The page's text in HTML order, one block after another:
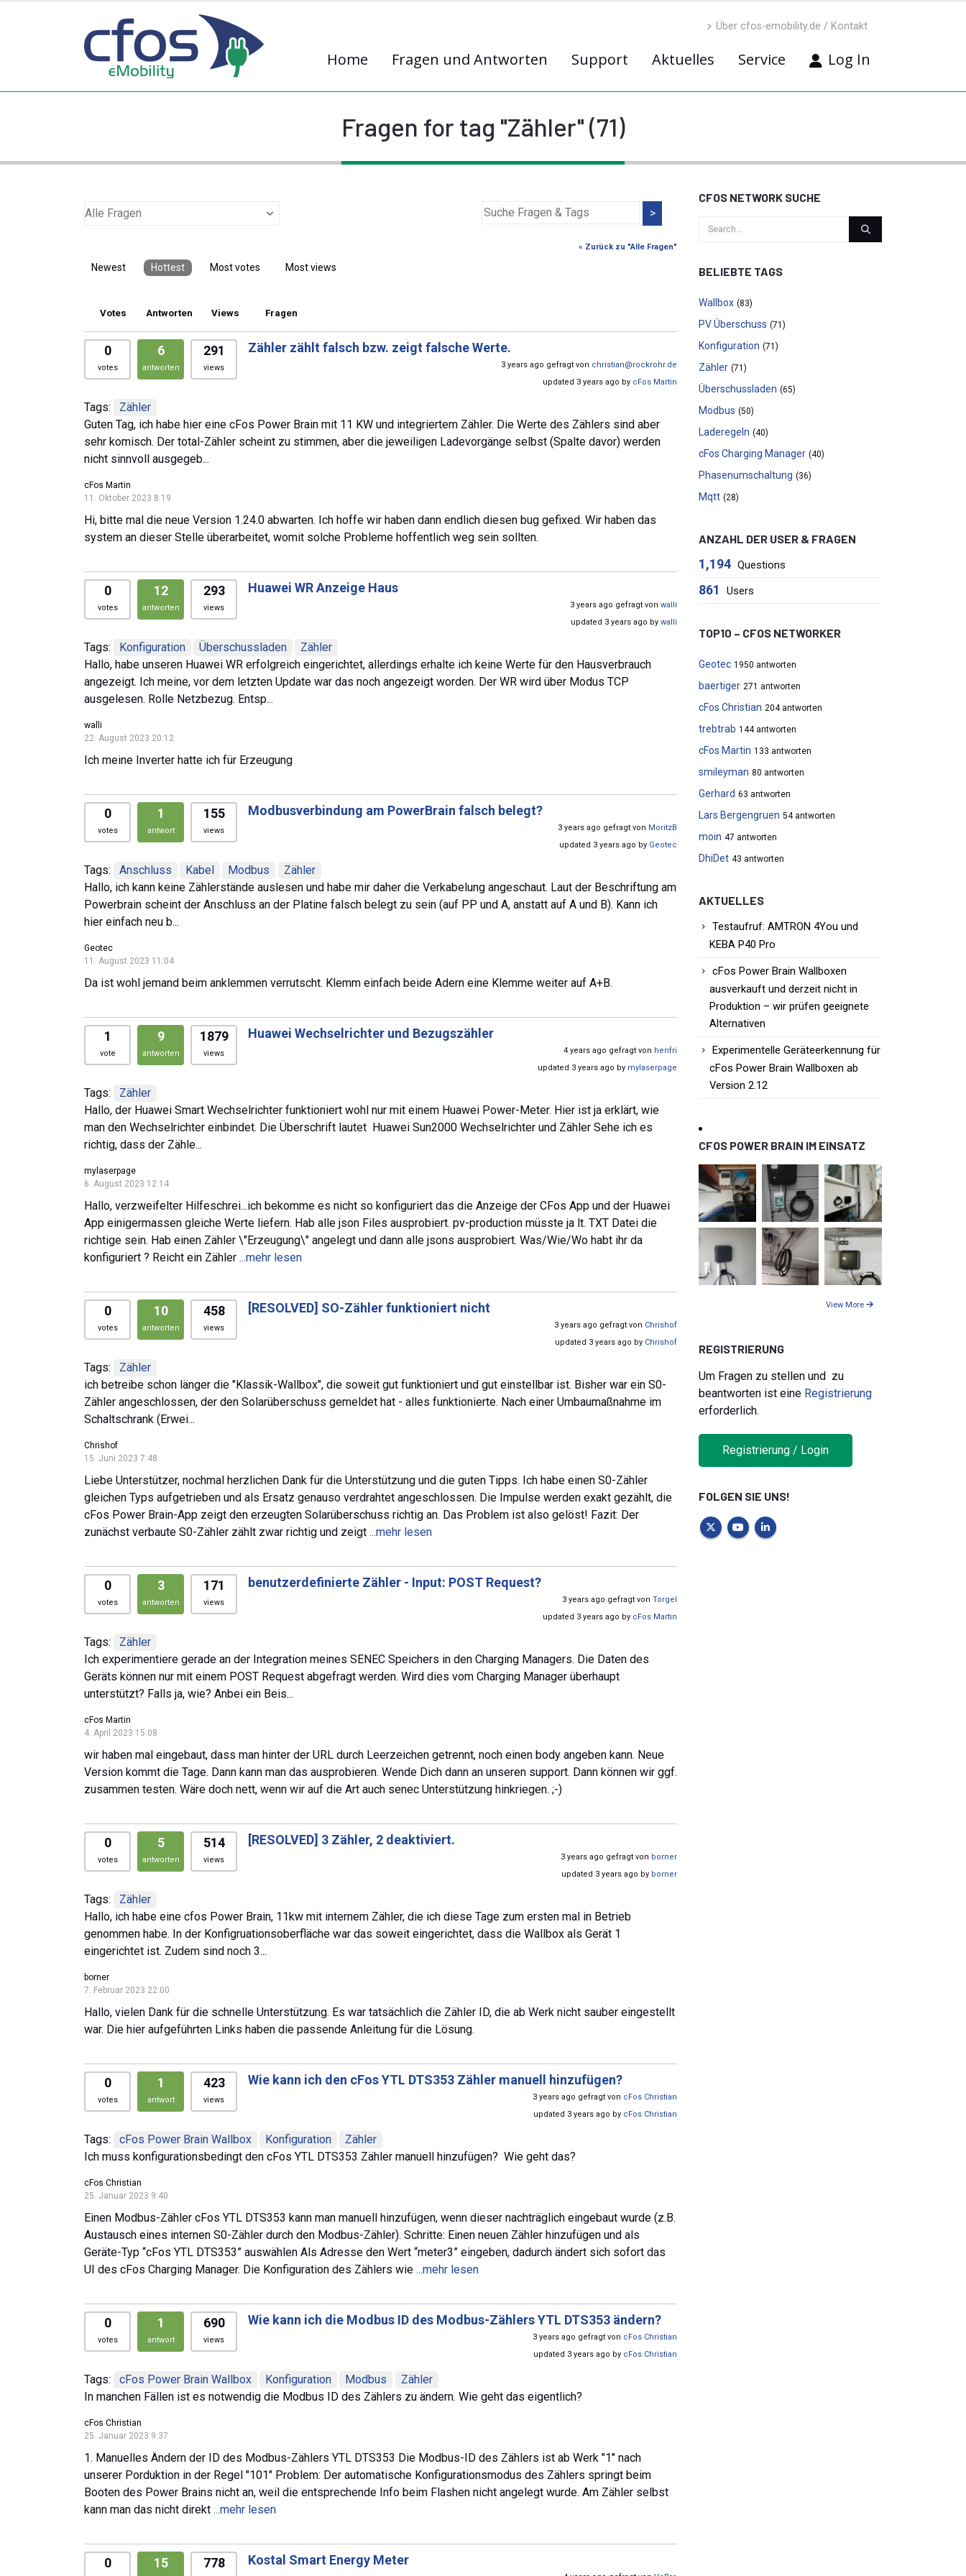
Über cfos-emobility.de / Kontakt
Home Fragen und Antworten Support Aktuelles Service Log In
Fragen for tag "Zähler" (71)
>
« Zurück zu "Alle Fragen"
Newest Hottest Most votes Most views
Votes Antworten Views Fragen
0
votes
6
antworten
291
views
Zähler zählt falsch bzw. zeigt falsche Werte.
3 years ago gefragt von christian@rockrohr.de
updated 3 years ago by cFos Martin
Tags:
Zähler
Guten Tag, ich habe hier eine cFos Power Brain mit 11 KW und integriertem Zähler. Die Werte des Zählers sind aber
sehr komisch. Der total-Zähler scheint zu stimmen, aber die jeweiligen Ladevorgänge selbst (Spalte davor) werden
nicht sinnvoll ausgegeb...
cFos Martin
11. Oktober 2023 8:19
Hi, bitte mal die neue Version 1.24.0 abwarten. Ich hoffe wir haben dann endlich diesen bug gefixed. Wir haben das
system an dieser Stelle überarbeitet, womit solche Probleme hoffentlich weg sein sollten.
0
votes
12
antworten
293
views
Huawei WR Anzeige Haus
3 years ago gefragt von walli
updated 3 years ago by walli
Tags: Konfiguration Überschussladen
Zähler
Hallo, habe unseren Huawei WR erfolgreich eingerichtet, allerdings erhalte ich keine Werte für den Hausverbrauch
angezeigt. Ich meine, vor dem letzten Update war das noch angezeigt worden. Der WR wird über Modus TCP
ausgelesen. Rolle Netzbezug. Entsp...
walli
22. August 2023 20:12
Ich meine Inverter hatte ich für Erzeugung
0
votes
1
antwort
155
views
Modbusverbindung am PowerBrain falsch belegt?
3 years ago gefragt von MoritzB
updated 3 years ago by Geotec
Tags: Anschluss Kabel Modbus
Zähler
Hallo, ich kann keine Zählerstände auslesen und habe mir daher die Verkabelung angeschaut. Laut der Beschriftung am
Powerbrain scheint der Anschluss an der Platine falsch belegt zu sein (auf PP und A, anstatt auf A und B). Kann ich
hier einfach neu b...
Geotec
11. August 2023 11:04
Da ist wohl jemand beim anklemmen verrutscht. Klemm einfach beide Adern eine Klemme weiter auf A+B.
1
vote
9
antworten
1879
views
Huawei Wechselrichter und Bezugszähler
4 years ago gefragt von henfri
updated 3 years ago by mylaserpage
Tags:
Zähler
Hallo, der Huawei Smart Wechselrichter funktioniert wohl nur mit einem Huawei Power-Meter. Hier ist ja erklärt, wie
man den Wechselrichter einbindet. Die Überschrift lautet Huawei Sun2000 Wechselrichter und Zähler Sehe ich es
richtig, dass der Zähle...
mylaserpage
6. August 2023 12:14
Hallo, verzweifelter Hilfeschrei...ich bekomme es nicht so konfiguriert das die Anzeige der CFos App und der Huawei
App einigermassen gleiche Werte liefern. Hab alle json Files ausprobiert. pv-production müsste ja lt. TXT Datei die
richtige sein. Hab einen Zähler \"Erzeugung\" angelegt und dann alle jsons ausprobiert. Was/Wie/Wo habt ihr da
konfiguriert ? Reicht ein Zähler ...mehr lesen
0
votes
10
antworten
458
views
[RESOLVED] SO-Zähler funktioniert nicht
3 years ago gefragt von Chrishof
updated 3 years ago by Chrishof
Tags:
Zähler
ich betreibe schon länger die "Klassik-Wallbox", die soweit gut funktioniert und gut einstellbar ist. Bisher war ein S0-
Zähler angeschlossen, der den Solarüberschuss gemeldet hat - alles funktionierte. Nach einer Umbaumaßnahme im
Schaltschrank (Erwei...
Chrishof
15. Juni 2023 7:48
Liebe Unterstützer, nochmal herzlichen Dank für die Unterstützung und die guten Tipps. Ich habe einen S0-Zähler
gleichen Typs aufgetrieben und als Ersatz genauso verdrahtet angeschlossen. Die Impulse werden exakt gezählt, die
cFos Power Brain-App zeigt den erzeugten Solarüberschuss richtig an. Das Problem ist also gelöst! Fazit: Der
zunächst verbaute S0-Zähler zählt zwar richtig und zeigt ...mehr lesen
0
votes
3
antworten
171
views
benutzerdefinierte Zähler - Input: POST Request?
3 years ago gefragt von Torgel
updated 3 years ago by cFos Martin
Tags:
Zähler
Ich experimentiere gerade an der Integration meines SENEC Speichers in den Charging Managers. Die Daten des
Geräts können nur mit einem POST Request abgefragt werden. Wird dies vom Charging Manager überhaupt
unterstützt? Falls ja, wie? Anbei ein Beis...
cFos Martin
4. April 2023 15:08
wir haben mal eingebaut, dass man hinter der URL durch Leerzeichen getrennt, noch einen body angeben kann. Neue
Version kommt die Tage. Dann kann man das ausprobieren. Wende Dich dann an unseren support. Dann können wir ggf.
zusammen testen. Wäre doch nett, wenn wir auf die Art auch senec Unterstützung hinkriegen. ;-)
0
votes
5
antworten
514
views
[RESOLVED] 3 Zähler, 2 deaktiviert.
3 years ago gefragt von borner
updated 3 years ago by borner
Tags:
Zähler
Hallo, ich habe eine cfos Power Brain, 11kw mit internem Zähler, die ich diese Tage zum ersten mal in Betrieb
genommen habe. In der Konfigruationsoberfläche war das soweit eingerichtet, dass die Wallbox als Gerät 1
eingerichtet ist. Zudem sind noch 3...
borner
7. Februar 2023 22:00
Hallo, vielen Dank für die schnelle Unterstützung. Es war tatsächlich die Zähler ID, die ab Werk nicht sauber eingestellt
war. Die hier aufgeführten Links haben die passende Anleitung für die Lösung.
0
votes
1
antwort
423
views
Wie kann ich den cFos YTL DTS353 Zähler manuell hinzufügen?
3 years ago gefragt von cFos Christian
updated 3 years ago by cFos Christian
Tags: cFos Power Brain Wallbox Konfiguration
Zähler
Ich muss konfigurationsbedingt den cFos YTL DTS353 Zähler manuell hinzufügen? Wie geht das?
cFos Christian
25. Januar 2023 9:40
Einen Modbus-Zähler cFos YTL DTS353 kann man manuell hinzufügen, wenn dieser nachträglich eingebaut wurde (z.B.
Austausch eines internen S0-Zähler durch den Modbus-Zähler). Schritte: Einen neuen Zähler hinzufügen und als
Geräte-Typ “cFos YTL DTS353” auswählen Als Adresse den Wert “meter3” eingeben, dadurch ändert sich sofort das
UI des cFos Charging Manager. Die Konfiguration des Zählers wie ...mehr lesen
0
votes
1
antwort
690
views
Wie kann ich die Modbus ID des Modbus-Zählers YTL DTS353 ändern?
3 years ago gefragt von cFos Christian
updated 3 years ago by cFos Christian
Tags: cFos Power Brain Wallbox Konfiguration Modbus
Zähler
In manchen Fällen ist es notwendig die Modbus ID des Zählers zu ändern. Wie geht das eigentlich?
cFos Christian
25. Januar 2023 9:37
1. Manuelles Ändern der ID des Modbus-Zählers YTL DTS353 Die Modbus-ID des Zählers ist ab Werk "1" nach
unserer Porduktion in der Regel "101" Problem: Der automatische Konfigurationsmodus des Zählers springt beim
Booten des Power Brains nicht an, weil die entsprechende Info beim Flashen nicht angelegt wurde. Am Zähler selbst
kann man das nicht direkt ...mehr lesen
0 15 778 Kostal Smart Energy Meter
CFOS NETWORK SUCHE
BELIEBTE TAGS
Wallbox (83)
PV Überschuss (71)
Konfiguration (71)
Zähler (71)
Überschussladen (65)
Modbus (50)
Laderegeln (40)
cFos Charging Manager (40)
Phasenumschaltung (36)
Mqtt (28)
ANZAHL DER USER & FRAGEN
1,194 Questions
861 Users
TOP10 – CFOS NETWORKER
Geotec 1950 antworten
baertiger 271 antworten
cFos Christian 204 antworten
trebtrab 144 antworten
cFos Martin 133 antworten
smileyman 80 antworten
Gerhard 63 antworten
Lars Bergengruen 54 antworten
moin 47 antworten
DhiDet 43 antworten
AKTUELLES
Testaufruf: AMTRON 4You und
KEBA P40 Pro
cFos Power Brain Wallboxen
ausverkauft und derzeit nicht in
Produktion – wir prüfen geeignete
Alternativen
Experimentelle Geräteerkennung für
cFos Power Brain Wallboxen ab
Version 2.12
CFOS POWER BRAIN IM EINSATZ
View More
REGISTRIERUNG
Um Fragen zu stellen und zu
beantworten ist eine Registrierung
erforderlich.
Registrierung / Login
FOLGEN SIE UNS!